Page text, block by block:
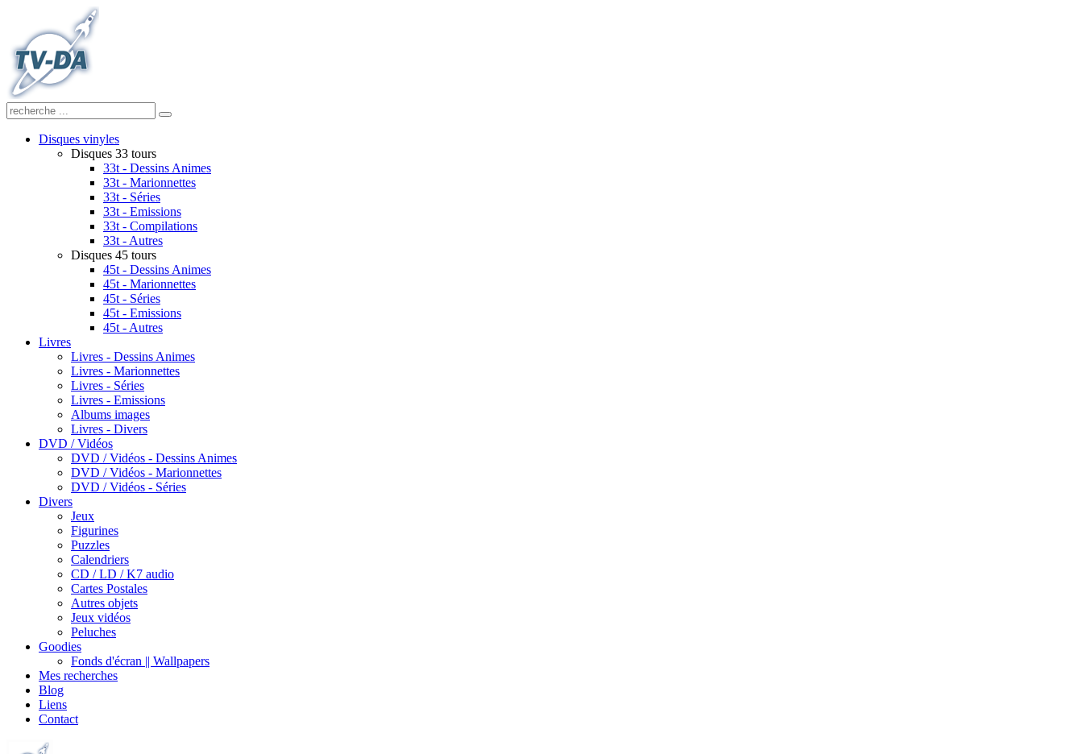
Disques vinyles
Disques 33 tours
33t - Dessins Animes
33t - Marionnettes
33t - Séries
33t - Emissions
33t - Compilations
33t - Autres
Disques 45 tours
45t - Dessins Animes
45t - Marionnettes
45t - Séries
45t - Emissions
45t - Autres
Livres
Livres - Dessins Animes
Livres - Marionnettes
Livres - Séries
Livres - Emissions
Albums images
Livres - Divers
DVD / Vidéos
DVD / Vidéos - Dessins Animes
DVD / Vidéos - Marionnettes
DVD / Vidéos - Séries
Divers
Jeux
Figurines
Puzzles
Calendriers
CD / LD / K7 audio
Cartes Postales
Autres objets
Jeux vidéos
Peluches
Goodies
Fonds d'écran || Wallpapers
Mes recherches
Blog
Liens
Contact